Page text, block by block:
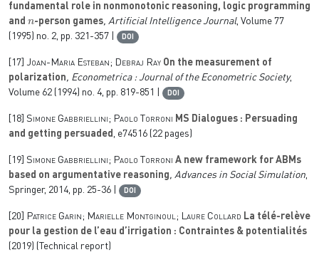
fundamental role in nonmonotonic reasoning, logic programming
and
-person games, Artificial Intelligence Journal, Volume 77
(1995) no. 2, pp. 321-357 |
DOI
[17] Joan-Maria Esteban; Debraj Ray On the measurement of
polarization, Econometrica : Journal of the Econometric Society,
Volume 62 (1994) no. 4, pp. 819-851 | DOI
[18] Simone Gabbriellini; Paolo Torroni MS Dialogues : Persuading
and getting persuaded , e74516 (22 pages)
[19] Simone Gabbriellini; Paolo Torroni A new framework for ABMs
based on argumentative reasoning, Advances in Social Simulation,
Springer, 2014, pp. 25-36 |
DOI
[20] Patrice Garin; Marielle Montginoul; Laure Collard La télé-relève
pour la gestion de l’eau d’irrigation : Contraintes & potentialités
(2019) (Technical report)